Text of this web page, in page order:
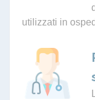
utilizzati in